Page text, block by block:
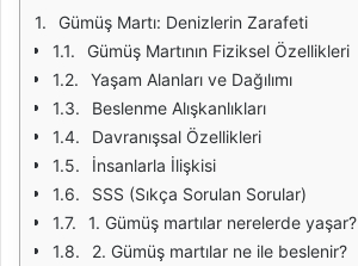
Gümüş Martı: Denizlerin Zarafeti
Gümüş Martının Fiziksel Özellikleri
Yaşam Alanları ve Dağılımı
Beslenme Alışkanlıkları
Davranışsal Özellikleri
İnsanlarla İlişkisi
SSS (Sıkça Sorulan Sorular)
1. Gümüş martılar nerelerde yaşar?
2. Gümüş martılar ne ile beslenir?